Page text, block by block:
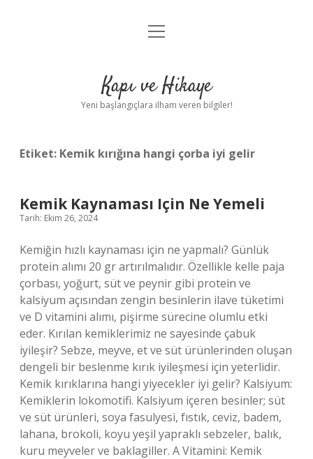
Anasayfa
Yasal Uyarı
menüyü
Kapı ve Hikaye
Yeni başlangıçlara ilham veren bilgiler!
Etiket: Kemik kırığına hangi çorba iyi gelir
Kemik Kaynaması Için Ne Yemeli
Tarih: Ekim 26, 2024
Kemiğin hızlı kaynaması için ne yapmalı? Günlük
protein alımı 20 gr artırılmalıdır. Özellikle kelle paja
çorbası, yoğurt, süt ve peynir gibi protein ve
kalsiyum açısından zengin besinlerin ilave tüketimi
ve D vitamini alımı, pişirme sürecine olumlu etki
eder. Kırılan kemiklerimiz ne sayesinde çabuk
iyileşir? Sebze, meyve, et ve süt ürünlerinden oluşan
dengeli bir beslenme kırık iyileşmesi için yeterlidir.
Kemik kırıklarına hangi yiyecekler iyi gelir? Kalsiyum:
Kemiklerin lokomotifi. Kalsiyum içeren besinler; süt
ve süt ürünleri, soya fasulyesi, fıstık, ceviz, badem,
lahana, brokoli, koyu yeşil yapraklı sebzeler, balık,
kuru meyveler ve baklagiller. A Vitamini: Kemik